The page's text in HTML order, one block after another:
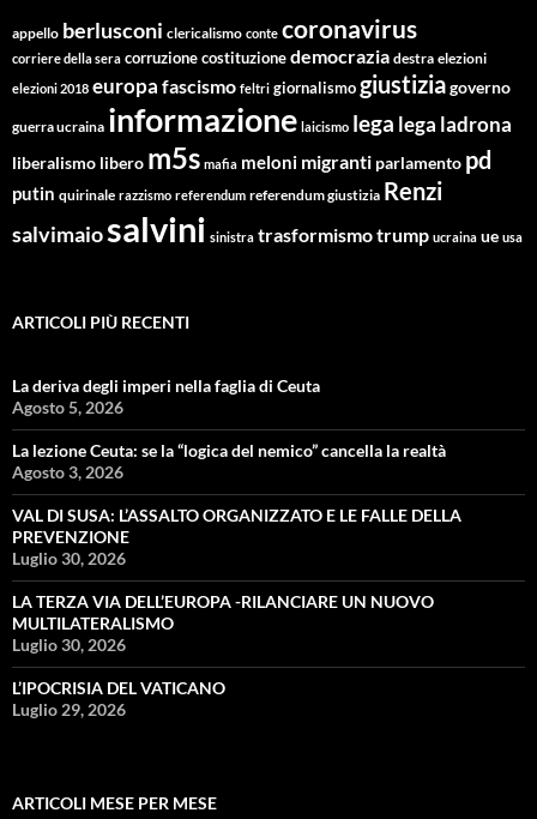
appello berlusconi clericalismo conte coronavirus
corriere della sera corruzionecostituzionedemocrazia destra elezioni
elezioni 2018 europa fascismo feltri giornalismogiustiziagoverno
guerra ucraina informazione laicismo lega lega ladrona
liberalismo libero m5s mafia meloni migranti parlamento pd
putin quirinale razzismo referendum referendum giustizia Renzi
salvimaiosalvini sinistra trasformismotrump ucraina ue usa
ARTICOLI PIÙ RECENTI
La deriva degli imperi nella faglia di Ceuta
Agosto 5, 2026
La lezione Ceuta: se la “logica del nemico” cancella la realtà
Agosto 3, 2026
VAL DI SUSA: L’ASSALTO ORGANIZZATO E LE FALLE DELLA
PREVENZIONE
Luglio 30, 2026
LA TERZA VIA DELL’EUROPA -RILANCIARE UN NUOVO
MULTILATERALISMO
Luglio 30, 2026
L’IPOCRISIA DEL VATICANO
Luglio 29, 2026
ARTICOLI MESE PER MESE